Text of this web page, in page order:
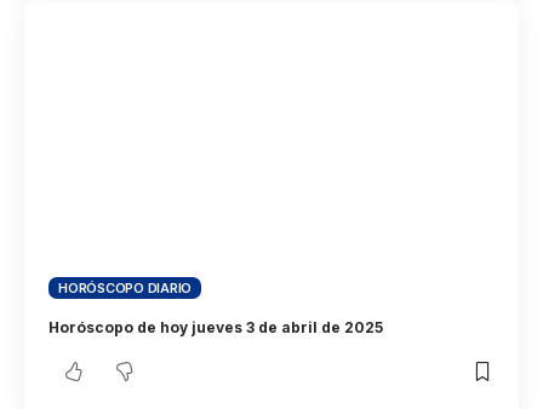
HORÓSCOPO DIARIO
Horóscopo de hoy jueves 3 de abril de 2025